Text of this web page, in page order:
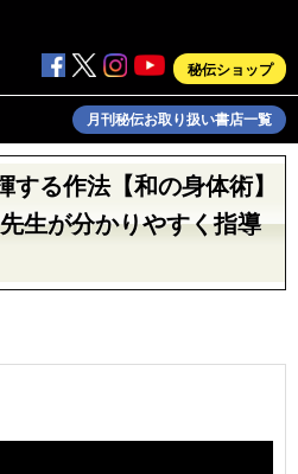
秘伝ショップ
月刊秘伝お取り扱い書店一覧
る作法【和の身体術】
生が分かりやすく指導